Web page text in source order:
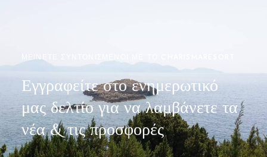
ΜΕΙΝΕΤΕ ΣΥΝΤΟΝΙΣΜΕΝΟΙ ΜΕ ΤΟ CHARISMARESORT
Εγγραφείτε στο ενημερωτικό
μας δελτίο για να λαμβάνετε τα
νέα & τις προσφορές